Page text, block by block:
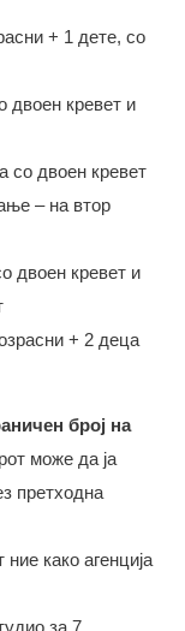
+ 1 дете, со
двоен кревет и
со двоен кревет
– на втор
двоен кревет и
+ 2 деца
број на
може да ја
претходна
како агенција